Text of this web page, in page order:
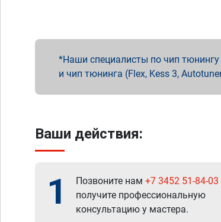
Наши специалисты по чип
и чип тюнинга (Flex, Kess 3,
Ваши действия:
1 Позвоните нам +7 3452 51-84-03
получите профессиональную
консультацию у мастера.